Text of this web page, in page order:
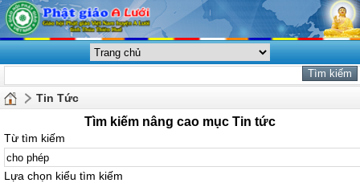
Tin Tức
Tìm kiếm nâng cao mục Tin tức
Từ tìm kiếm
Lựa chọn kiểu tìm kiếm